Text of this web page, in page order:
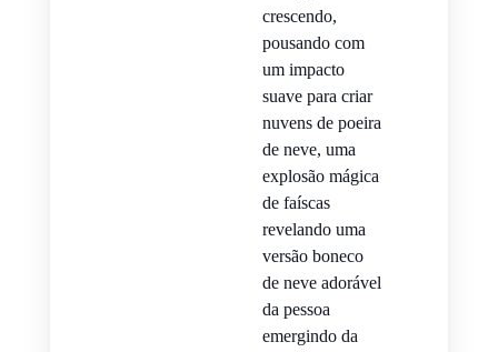
crescendo,
pousando com
um impacto
suave para criar
nuvens de poeira
de neve, uma
explosão mágica
de faíscas
revelando uma
versão boneco
de neve adorável
da pessoa
emergindo da